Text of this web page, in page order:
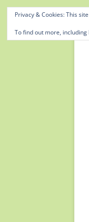
Privacy & Cookies: This
To find out more,